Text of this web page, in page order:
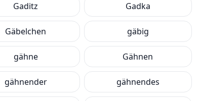
Gaditz Gadka
Gäbelchen gäbig
gähne Gähnen
gähnender gähnendes